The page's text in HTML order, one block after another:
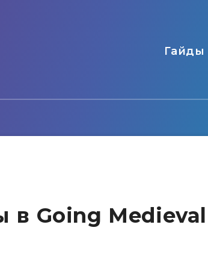
Гайды
в Going Medieval